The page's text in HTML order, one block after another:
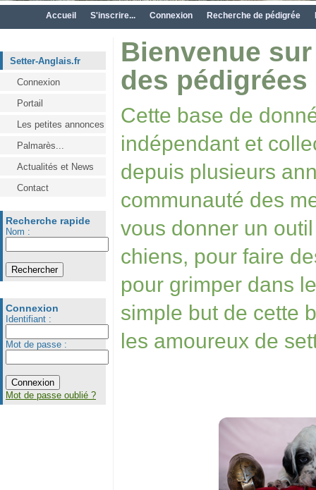
Accueil S'inscrire... Connexion Recherche de pédigrée
Setter-Anglais.fr
Connexion
Portail
Les petites annonces
Palmarès...
Actualités et News
Contact
Recherche rapide
Nom :
Connexion
Identifiant :
Mot de passe :
Mot de passe oublié ?
Bienvenue
des
Cette base de
indépendant et
depuis plusieurs
communauté des
vous donner un
chiens, pour faire
pour grimper dans
simple but de cette
les amoureux de